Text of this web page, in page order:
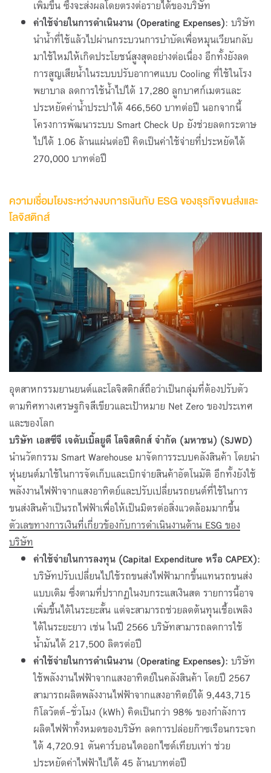
เพิ่มขึ้น ซึ่งจะส่งผลโดยตรงต่อรายได้ของบริษัท
ค่าใช้จ่ายในการดำเนินงาน (Operating Expenses): บริษัท
นำน้ำที่ใช้แล้วไปผ่านกระบวนการบำบัดเพื่อหมุนเวียนกลับ
มาใช้ใหม่ให้เกิดประโยชน์สูงสุดอย่างต่อเนื่อง อีกทั้งยังลด
การสูญเสียน้ำในระบบปรับอากาศแบบ Cooling ที่ใช้ในโรง
พยาบาล ลดการใช้น้ำไปได้ 17,280 ลูกบาศก์เมตรและ
ประหยัดค่าน้ำประปาได้ 466,560 บาทต่อปี นอกจากนี้
โครงการพัฒนาระบบ Smart Check Up ยังช่วยลดกระดาษ
ไปได้ 1.06 ล้านแผ่นต่อปี คิดเป็นค่าใช้จ่ายที่ประหยัดได้
270,000 บาทต่อปี
ความเชื่อมโยงระหว่างงบการเงินกับ ESG ของธุรกิจขนส่งและ
โลจิสติกส์
อุตสาหกรรมยานยนต์และโลจิสติกส์ถือว่าเป็นกลุ่มที่ต้องปรับตัว
ตามทิศทางเศรษฐกิจสีเขียวและเป้าหมาย Net Zero ของประเทศ
และของโลก
บริษัท เอสซีจี เจดับเบิ้ลยูดี โลจิสติกส์จำกัด (มหาชน) (SJWD)
นำนวัตกรรม Smart Warehouse มาจัดการระบบคลังสินค้า โดยนำ
หุ่นยนต์มาใช้ในการจัดเก็บและเบิกจ่ายสินค้าอัตโนมัติ อีกทั้งยังใช้
พลังงานไฟฟ้าจากแสงอาทิตย์และปรับเปลี่ยนรถยนต์ที่ใช้ในการ
ขนส่งสินค้าเป็นรถไฟฟ้าเพื่อให้เป็นมิตรต่อสิ่งแวดล้อมมากขึ้น
ตัวเลขทางการเงินที่เกี่ยวข้องกับการดำเนินงานด้านESGของ
บริษัท
ค่าใช้จ่ายในการลงทุน (Capital Expenditureหรือ CAPEX):
บริษัทปรับเปลี่ยนไปใช้รถขนส่งไฟฟ้ามากขึ้นแทนรถขนส่ง
แบบเดิม ซึ่งตามที่ปรากฏในงบกระแสเงินสด รายการนี้อาจ
เพิ่มขึ้นได้ในระยะสั้น แต่จะสามารถช่วยลดต้นทุนเชื้อเพลิง
ได้ในระยะยาว เช่น ในปี 2566 บริษัทสามารถลดการใช้
น้ำมันได้ 217,500 ลิตรต่อปี
ค่าใช้จ่ายในการดำเนินงาน (Operating Expenses): บริษัท
ใช้พลังงานไฟฟ้าจากแสงอาทิตย์ในคลังสินค้า โดยปี 2567
สามารถผลิตพลังงานไฟฟ้าจากแสงอาทิตย์ได้ 9,443,715
กิโลวัตต์-ชั่วโมง (kWh) คิดเป็นกว่า 98% ของกำลังการ
ผลิตไฟฟ้าทั้งหมดของบริษัท ลดการปล่อยก๊าซเรือนกระจก
ได้ 4,720.91 ตันคาร์บอนไดออกไซด์เทียบเท่า ช่วย
ประหยัดค่าไฟฟ้าไปได้ 45 ล้านบาทต่อปี